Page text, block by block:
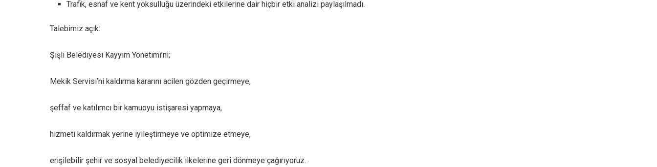
Trafik, esnaf ve kent yoksulluğu üzerindeki etkilerine dair hiçbir etki analizi paylaşılmadı.
Talebimiz açık:
Şişli Belediyesi Kayyım Yönetimi’ni;
Mekik Servisi’ni kaldırma kararını acilen gözden geçirmeye,
şeffaf ve katılımcı bir kamuoyu istişaresi yapmaya,
hizmeti kaldırmak yerine iyileştirmeye ve optimize etmeye,
erişilebilir şehir ve sosyal belediyecilik ilkelerine geri dönmeye çağırıyoruz.